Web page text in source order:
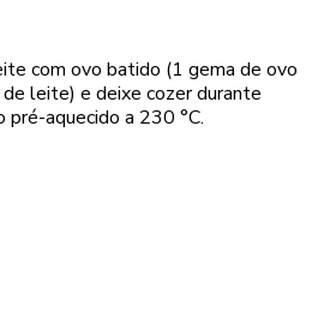
com ovo batido (1 gema de ovo
leite) e deixe cozer durante
pré-aquecido a 230 °C.